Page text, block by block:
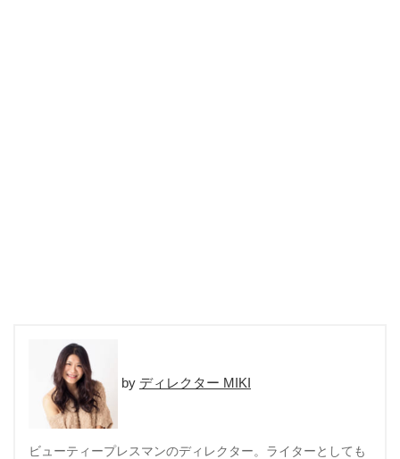
ディレクター MIKI
ビューティープレスマンのディレクター。ライターとしても